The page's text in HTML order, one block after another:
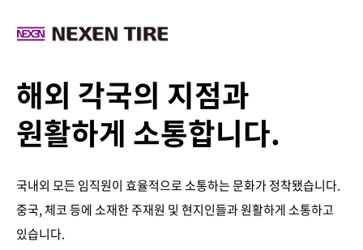
해외 각국의 지점과
원활하게 소통합니다.
국내외 모든 임직원이 효율적으로 소통하는 문화가 정착됐습니다.
중국, 체코 등에 소재한 주재원 및 현지인들과 원활하게 소통하고
있습니다.